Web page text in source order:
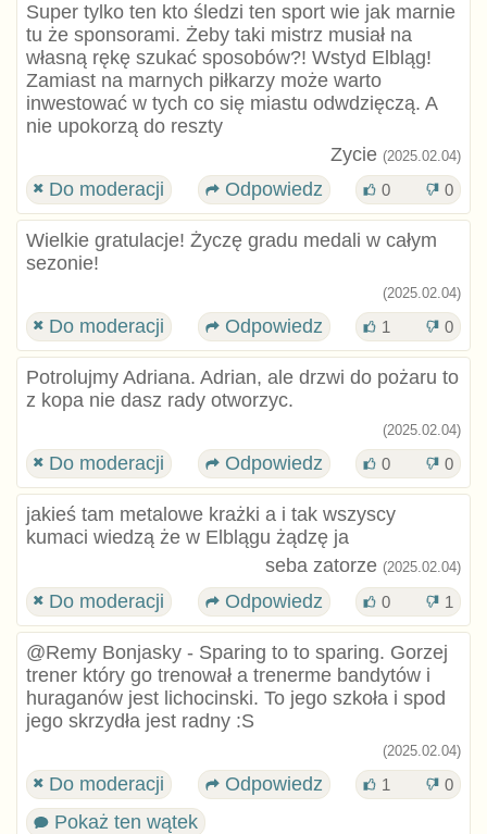
Super tylko ten kto śledzi ten sport wie jak marnie
tu że sponsorami. Żeby taki mistrz musiał na
własną rękę szukać sposobów?! Wstyd Elbląg!
Zamiast na marnych piłkarzy może warto
inwestować w tych co się miastu odwdzięczą. A
nie upokorzą do reszty
Zycie (2025.02.04)
Do moderacji Odpowiedz 0 0
Wielkie gratulacje! Życzę gradu medali w całym
sezonie!
(2025.02.04)
Do moderacji Odpowiedz 1 0
Potrolujmy Adriana. Adrian, ale drzwi do pożaru to
z kopa nie dasz rady otworzyc.
(2025.02.04)
Do moderacji Odpowiedz 0 0
jakieś tam metalowe krażki a i tak wszyscy
kumaci wiedzą że w Elblągu żądzę ja
seba zatorze (2025.02.04)
Do moderacji Odpowiedz 0 1
@Remy Bonjasky - Sparing to to sparing. Gorzej
trener który go trenował a trenerme bandytów i
huraganów jest lichocinski. To jego szkoła i spod
jego skrzydła jest radny :S
(2025.02.04)
Do moderacji Odpowiedz 1 0
Pokaż ten wątek